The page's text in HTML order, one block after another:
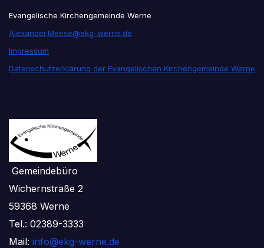
Evangelische Kirchengemeinde Werne
Alexander.Meese@ekg-werne.de
Impressum
Datenschutzerklärung der Evangelischen Kirchengemeinde Werne
Gemeindebüro
Wichernstraße 2
59368 Werne
Tel.: 02389-3333
Mail: info@ekg-werne.de